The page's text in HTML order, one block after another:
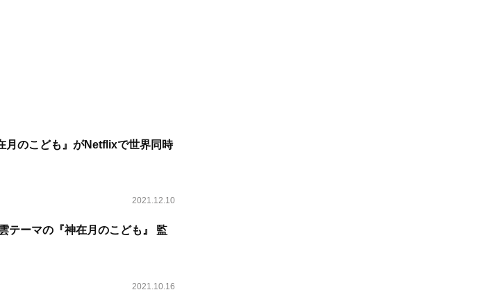
月のこども』がNetflixで世界同時
2021.12.10
テーマの『神在月のこども』 監
2021.10.16